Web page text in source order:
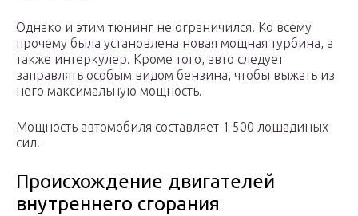
Однако и этим тюнинг не ограничился. Ко всему
прочему была установлена новая мощная турбина, а
также интеркулер. Кроме того, авто следует
заправлять особым видом бензина, чтобы выжать из
него максимальную мощность.
Мощность автомобиля составляет 1 500 лошадиных
сил.
Происхождение двигателей
внутреннего сгорания